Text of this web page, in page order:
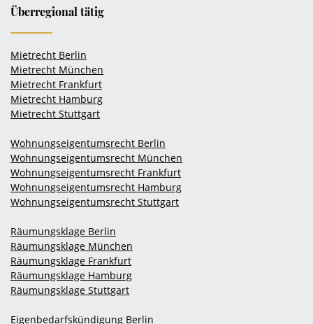
Überregional tätig
Mietrecht Berlin
Mietrecht München
Mietrecht Frankfurt
Mietrecht Hamburg
Mietrecht Stuttgart
Wohnungseigentumsrecht Berlin
Wohnungseigentumsrecht München
Wohnungseigentumsrecht Frankfurt
Wohnungseigentumsrecht Hamburg
Wohnungseigentumsrecht Stuttgart
Räumungsklage Berlin
Räumungsklage München
Räumungsklage Frankfurt
Räumungsklage Hamburg
Räumungsklage Stuttgart
Eigenbedarfskündigung Berlin